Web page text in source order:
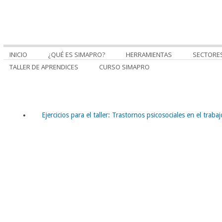
INICIO ¿QUÉ ES SIMAPRO? HERRAMIENTAS
TALLER DE APRENDICES
CURSO SIMAPRO
Ejercicios para el taller: Trastornos psicosociales en el